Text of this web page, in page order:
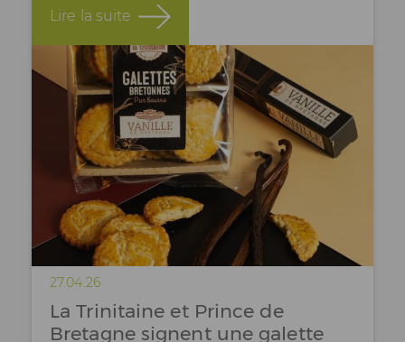
Lire la suite
27.04.26
La Trinitaine et Prince de
Bretagne signent une galette